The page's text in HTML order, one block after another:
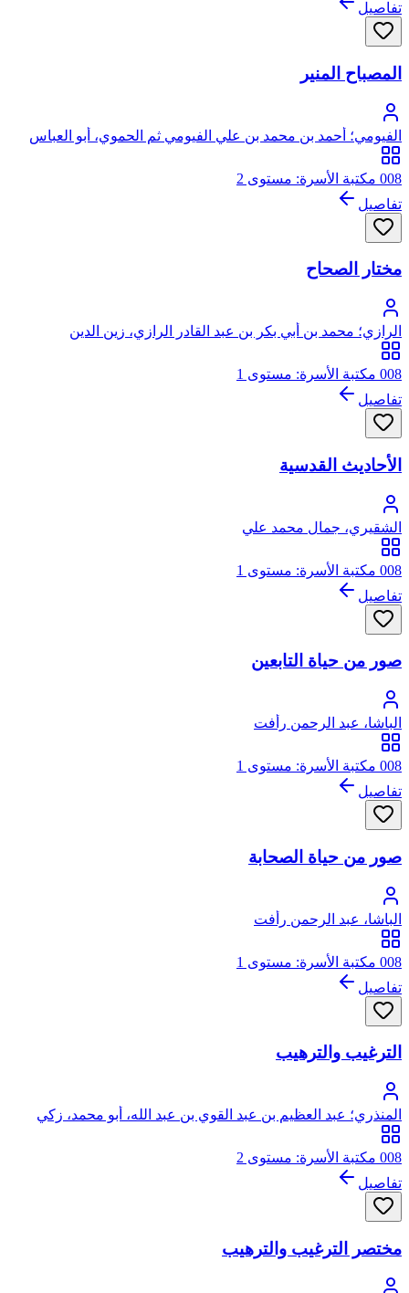
تفاصيل
المصباح المنير
الفيومي؛ أحمد بن محمد بن علي الفيومي ثم الحموي، أبو العباس
008 مكتبة الأسرة: مستوى 2
تفاصيل
مختار الصحاح
الرازي؛ محمد بن أبي بكر بن عبد القادر الرازي، زين الدين
008 مكتبة الأسرة: مستوى 1
تفاصيل
الأحاديث القدسية
الشقيري، جمال محمد علي
008 مكتبة الأسرة: مستوى 1
تفاصيل
صور من حياة التابعين
الباشا، عبد الرحمن رأفت
008 مكتبة الأسرة: مستوى 1
تفاصيل
صور من حياة الصحابة
الباشا، عبد الرحمن رأفت
008 مكتبة الأسرة: مستوى 1
تفاصيل
الترغيب والترهيب
المنذري؛ عبد العظيم بن عبد القوي بن عبد الله، أبو محمد، زكي
الدين المنذري
008 مكتبة الأسرة: مستوى 2
تفاصيل
مختصر الترغيب والترهيب